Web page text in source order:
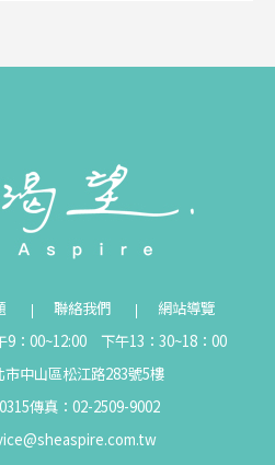
聯絡我們
網站導覽
9：00~12:00 下午13：30~18：00
中山區松江路283號5樓
傳真：02-2509-9002